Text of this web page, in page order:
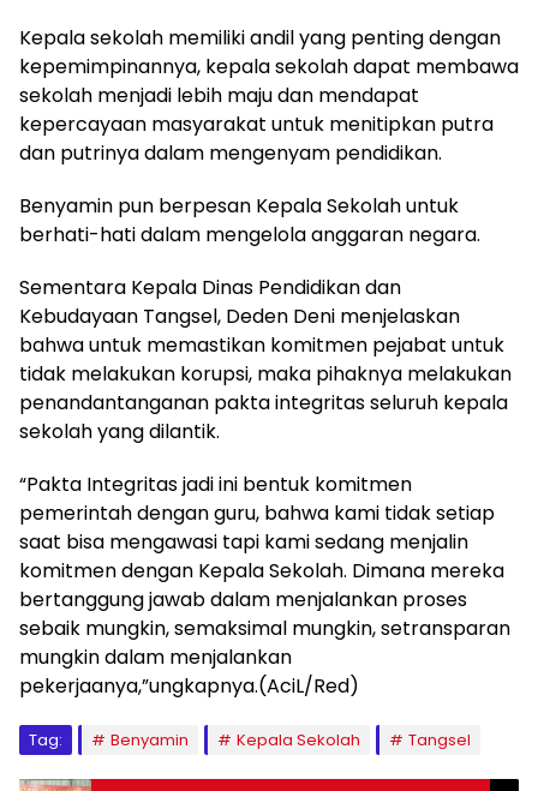
Kepala sekolah memiliki andil yang penting dengan
kepemimpinannya, kepala sekolah dapat membawa
sekolah menjadi lebih maju dan mendapat
kepercayaan masyarakat untuk menitipkan putra
dan putrinya dalam mengenyam pendidikan.
Benyamin pun berpesan Kepala Sekolah untuk
berhati-hati dalam mengelola anggaran negara.
Sementara Kepala Dinas Pendidikan dan
Kebudayaan Tangsel, Deden Deni menjelaskan
bahwa untuk memastikan komitmen pejabat untuk
tidak melakukan korupsi, maka pihaknya melakukan
penandantanganan pakta integritas seluruh kepala
sekolah yang dilantik.
“Pakta Integritas jadi ini bentuk komitmen
pemerintah dengan guru, bahwa kami tidak setiap
saat bisa mengawasi tapi kami sedang menjalin
komitmen dengan Kepala Sekolah. Dimana mereka
bertanggung jawab dalam menjalankan proses
sebaik mungkin, semaksimal mungkin, setransparan
mungkin dalam menjalankan
pekerjaanya,”ungkapnya.(AciL/Red)
Tag: Benyamin Kepala Sekolah Tangsel